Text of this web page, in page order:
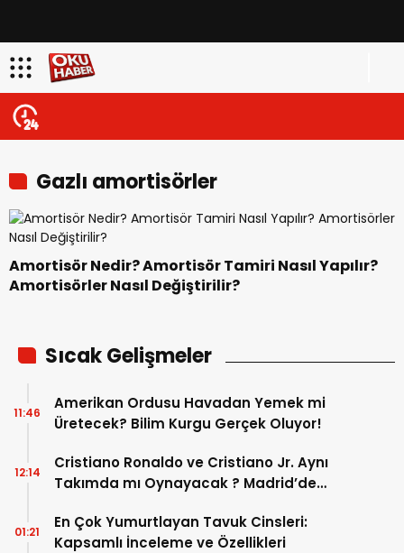
Gazlı amortisörler
Amortisör Nedir? Amortisör Tamiri Nasıl Yapılır?
Amortisörler Nasıl Değiştirilir?
Sıcak Gelişmeler
Amerikan Ordusu Havadan Yemek mi
Üretecek? Bilim Kurgu Gerçek Oluyor!
11:46
Cristiano Ronaldo ve Cristiano Jr. Aynı
Takımda mı Oynayacak ? Madrid’de
12:14
En Çok Yumurtlayan Tavuk Cinsleri:
Kapsamlı İnceleme ve Özellikleri
01:21